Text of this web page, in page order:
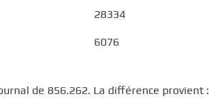
28334
6076
de 856.262. La différence provient :